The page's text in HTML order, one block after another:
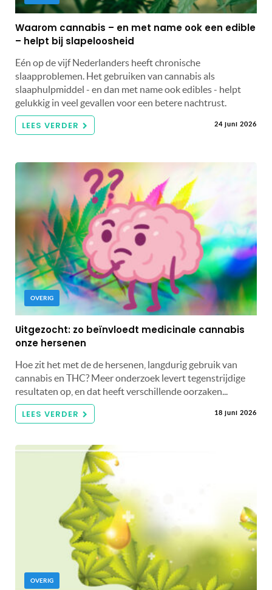
Waarom cannabis – en met name ook een edible
– helpt bij slapeloosheid
Eén op de vijf Nederlanders heeft chronische
slaapproblemen. Het gebruiken van cannabis als
slaaphulpmiddel - en dan met name ook edibles - helpt
gelukkig in veel gevallen voor een betere nachtrust.
LEES VERDER 24 juni 2026
OVERIG
Uitgezocht: zo beïnvloedt medicinale cannabis
onze hersenen
Hoe zit het met de de hersenen, langdurig gebruik van
cannabis en THC? Meer onderzoek levert tegenstrijdige
resultaten op, en dat heeft verschillende oorzaken...
LEES VERDER 18 juni 2026
OVERIG